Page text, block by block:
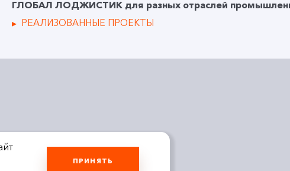
ГЛОБАЛ ЛОДЖИСТИК для разных отраслей
РЕАЛИЗОВАННЫЕ ПРОЕКТЫ
ПРИНЯТЬ